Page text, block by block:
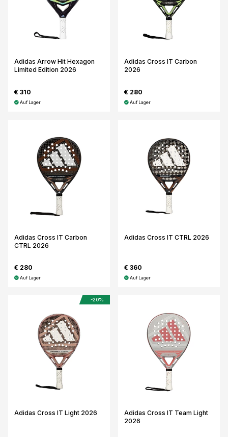
Adidas Arrow Hit Hexagon
Limited Edition 2026
€ 310
Auf Lager
Adidas Cross IT Carbon
2026
€ 280
Auf Lager
Adidas Cross IT Carbon
CTRL 2026
€ 280
Auf Lager
Adidas Cross IT CTRL 2026
€ 360
Auf Lager
-20%
Adidas Cross IT Light 2026
Adidas Cross IT Team Light
2026